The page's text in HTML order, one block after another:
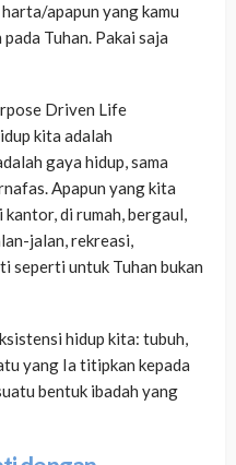
apapun yang kamu
Tuhan. Pakai saja
Driven Life
kita adalah
gaya hidup, sama
Apapun yang kita
kantor, di rumah, bergaul,
jalan, rekreasi,
seperti untuk Tuhan bukan
hidup kita: tubuh,
yang Ia titipkan kepada
bentuk ibadah yang